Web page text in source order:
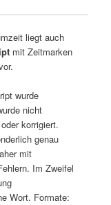
liegt auch
mit Zeitmarken
wurde
nicht
korrigiert.
genau
mit
Im Zweifel
Wort. Formate: